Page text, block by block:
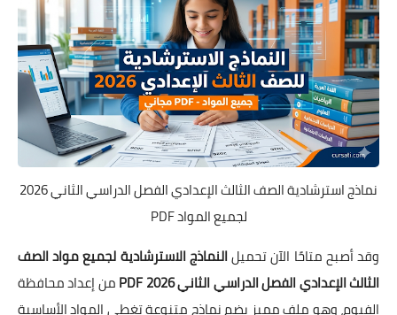
نماذج استرشادية الصف الثالث الإعدادي الفصل الدراسي الثاني 2026
لجميع المواد PDF
وقد أصبح متاحًا الآن تحميلالنماذج الاسترشادية لجميع مواد الصف
الثالث الإعدادي الفصل الدراسي الثاني 2026 PDF
من إعداد محافظة
الفيوم، وهو ملف مميز يضم نماذج متنوعة تغطي المواد الأساسية